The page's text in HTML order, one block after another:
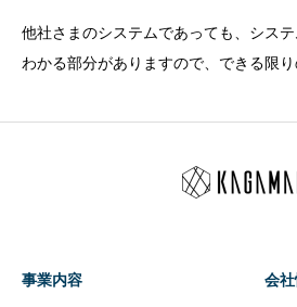
他社さまのシステムであっても、シス
わかる部分がありますので、できる限り
事業内容 会